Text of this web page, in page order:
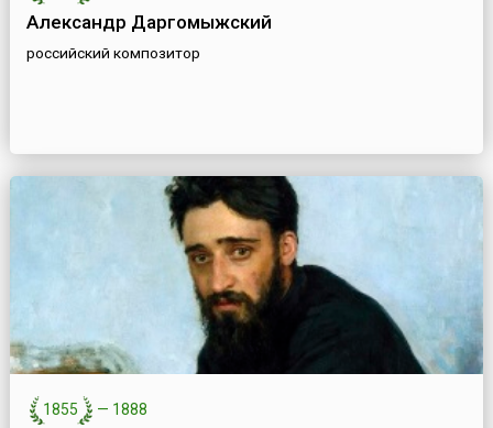
Александр Даргомыжский
российский композитор
1855 — 1888